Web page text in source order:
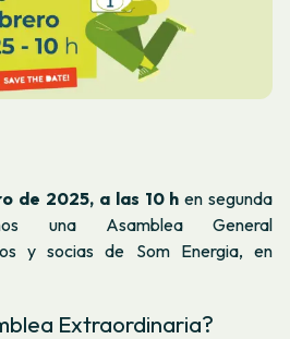
de 2025, a las 10 h en segunda
una Asamblea General
y socias de Som Energia, en
Extraordinaria?